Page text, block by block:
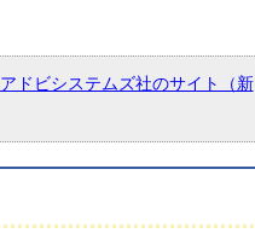
アドビシステムズ社のサイト（新